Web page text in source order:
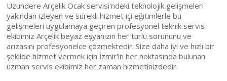
Uzundere Arçelik Ocak servisi'ndeki teknolojik gelişmeleri
yakından izleyen ve sürekli hizmet içi eğitimlerle bu
gelişmeleri uygulamaya geçiren profesyonel teknik servis
ekibimiz Arçelik beyaz eşyanızın her türlü sorununu ve
arızasını profesyonelce çözmektedir. Size daha iyi ve hızlı bir
şekilde hizmet vermek için İzmir'in her noktasında bulunan
uzman servis ekibimiz her zaman hizmetinizdedir.